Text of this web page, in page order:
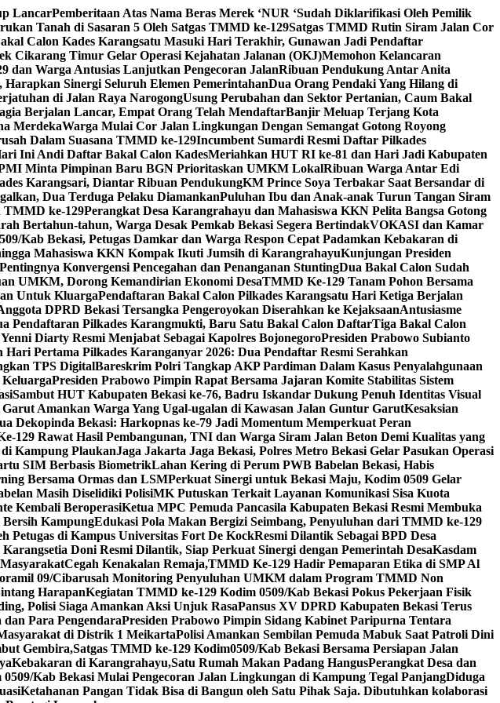
LancarPemberitaan Atas Nama Beras Merek ‘NUR ‘Sudah Diklarifikasi Oleh Pemilik
Tanah di Sasaran 5 Oleh Satgas TMMD ke-129Satgas TMMD Rutin Siram Jalan Cor
Calon Kades Karangsatu Masuki Hari Terakhir, Gunawan Jadi Pendaftar
Cikarang Timur Gelar Operasi Kejahatan Jalanan (OKJ)Memohon Kelancaran
dan Warga Antusias Lanjutkan Pengecoran JalanRibuan Pendukung Antar Anita
Sinergi Seluruh Elemen PemerintahanDua Orang Pendaki Yang Hilang di
di Jalan Raya NarogongUsung Perubahan dan Sektor Pertanian, Caum Bakal
Berjalan Lancar, Empat Orang Telah MendaftarBanjir Meluap Terjang Kota
MerdekaWarga Mulai Cor Jalan Lingkungan Dengan Semangat Gotong Royong
Dalam Suasana TMMD ke-129Incumbent Sumardi Resmi Daftar Pilkades
Ini Andi Daftar Bakal Calon KadesMeriahkan HUT RI ke-81 dan Hari Jadi Kabupaten
Minta Pimpinan Baru BGN Prioritaskan UMKM LokalRibuan Warga Antar Edi
Karangsari, Diantar Ribuan PendukungKM Prince Soya Terbakar Saat Bersandar di
Dua Terduga Pelaku DiamankanPuluhan Ibu dan Anak-anak Turun Tangan Siram
TMMD ke-129Perangkat Desa Karangrahayu dan Mahasiswa KKN Pelita Bangsa Gotong
Bertahun-tahun, Warga Desak Pemkab Bekasi Segera BertindakVOKASI dan Kamar
Kab Bekasi, Petugas Damkar dan Warga Respon Cepat Padamkan Kebakaran di
Mahasiswa KKN Kompak Ikuti Jumsih di KarangrahayuKunjungan Presiden
Konvergensi Pencegahan dan Penanganan StuntingDua Bakal Calon Sudah
UMKM, Dorong Kemandirian Ekonomi DesaTMMD Ke-129 Tanam Pohon Bersama
Untuk KluargaPendaftaran Bakal Calon Pilkades Karangsatu Hari Ketiga Berjalan
DPRD Bekasi Tersangka Pengeroyokan Diserahkan ke KejaksaanAntusiasme
Pendaftaran Pilkades Karangmukti, Baru Satu Bakal Calon DaftarTiga Bakal Calon
Diarty Resmi Menjabat Sebagai Kapolres BojonegoroPresiden Prabowo Subianto
Hari Pertama Pilkades Karanganyar 2026: Dua Pendaftar Resmi Serahkan
TPS DigitalBareskrim Polri Tangkap AKP Pardiman Dalam Kasus Penyalahgunaan
Presiden Prabowo Pimpin Rapat Bersama Jajaran Komite Stabilitas Sistem
Sambut HUT Kabupaten Bekasi ke-76, Badru Iskandar Dukung Penuh Identitas Visual
Garut Amankan Warga Yang Ugal-ugalan di Kawasan Jalan Guntur GarutKesaksian
Dekopinda Bekasi: Harkopnas ke-79 Jadi Momentum Memperkuat Peran
129 Rawat Hasil Pembangunan, TNI dan Warga Siram Jalan Beton Demi Kualitas yang
Kampung PlaukanJaga Jakarta Jaga Bekasi, Polres Metro Bekasi Gelar Pasukan Operasi
SIM Berbasis BiometrikLahan Kering di Perum PWB Babelan Bekasi, Habis
Bersama Ormas dan LSMPerkuat Sinergi untuk Bekasi Maju, Kodim 0509 Gelar
Masih Diselidiki PolisiMK Putuskan Terkait Layanan Komunikasi Sisa Kuota
Kembali BeroperasiKetua MPC Pemuda Pancasila Kabupaten Bekasi Resmi Membuka
KampungEdukasi Pola Makan Bergizi Seimbang, Penyuluhan dari TMMD ke-129
Petugas di Kampus Universitas Fort De KockResmi Dilantik Sebagai BPD Desa
Doni Resmi Dilantik, Siap Perkuat Sinergi dengan Pemerintah DesaKasdam
Cegah Kenakalan Remaja,TMMD Ke-129 Hadir Pemaparan Etika di SMP Al
09/Cibarusah Monitoring Penyuluhan UMKM dalam Program TMMD Non
HarapanKegiatan TMMD ke-129 Kodim 0509/Kab Bekasi Pokus Pekerjaan Fisik
Polisi Siaga Amankan Aksi Unjuk RasaPansus XV DPRD Kabupaten Bekasi Terus
Para PengendaraPresiden Prabowo Pimpin Sidang Kabinet Paripurna Tentara
di Distrik 1 MeikartaPolisi Amankan Sembilan Pemuda Mabuk Saat Patroli Dini
Gembira,Satgas TMMD ke-129 Kodim0509/Kab Bekasi Bersama Persiapan Jalan
Kebakaran di Karangrahayu,Satu Rumah Makan Padang HangusPerangkat Desa dan
Kab Bekasi Mulai Pengecoran Jalan Lingkungan di Kampung Tegal PanjangDiduga
Ketahanan Pangan Tidak Bisa di Bangun oleh Satu Pihak Saja. Dibutuhkan kolaborasi